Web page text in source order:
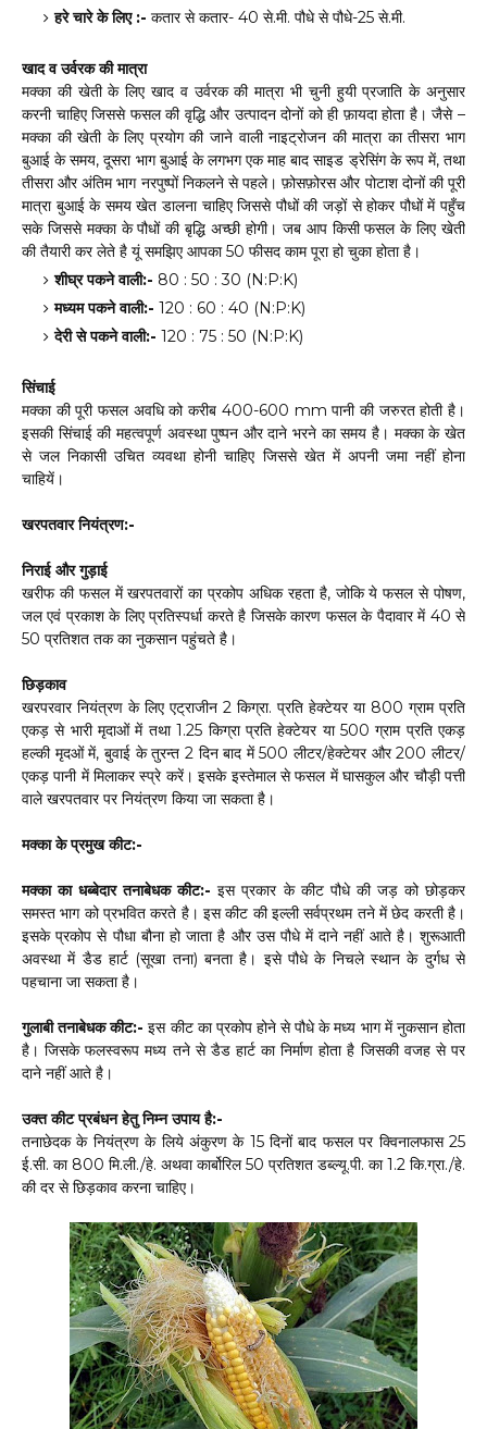
हरे चारे के लिए :- कतार से कतार- 40 से.मी. पौधे से पौधे-25 से.मी.
खाद व उर्वरक की मात्रा
मक्का की खेती के लिए खाद व उर्वरक की मात्रा भी चुनी हुयी प्रजाति के अनुसार
करनी चाहिए जिससे फसल की वृद्धि और उत्पादन दोनों को ही फ़ायदा होता है। जैसे –
मक्का की खेती के लिए प्रयोग की जाने वाली नाइट्रोजन की मात्रा का तीसरा भाग
बुआई के समय, दूसरा भाग बुआई के लगभग एक माह बाद साइड ड्रेसिंग के रूप में, तथा
तीसरा और अंतिम भाग नरपुष्पों निकलने से पहले। फ़ोसफ़ोरस और पोटाश दोनों की पूरी
मात्रा बुआई के समय खेत डालना चाहिए जिससे पौधों की जड़ों से होकर पौधों में पहुँच
सके जिससे मक्का के पौधों की बृद्धि अच्छी होगी। जब आप किसी फसल के लिए खेती
की तैयारी कर लेते है यूं समझिए आपका 50 फीसद काम पूरा हो चुका होता है।
शीघ्र पकने वाली:- 80 : 50 : 30 (N:P:K)
मध्यम पकने वाली:- 120 : 60 : 40 (N:P:K)
देरी से पकने वाली:- 120 : 75 : 50 (N:P:K)
सिंचाई
मक्का की पूरी फसल अवधि को करीब 400-600 mm पानी की जरुरत होती है।
इसकी सिंचाई की महत्वपूर्ण अवस्था पुष्पन और दाने भरने का समय है। मक्का के खेत
से जल निकासी उचित व्यवथा होनी चाहिए जिससे खेत में अपनी जमा नहीं होना
चाहियें।
खरपतवार नियंत्रण:-
निराई और गुड़ाई
खरीफ की फसल में खरपतवारों का प्रकोप अधिक रहता है, जोकि ये फसल से पोषण,
जल एवं प्रकाश के लिए प्रतिस्पर्धा करते है जिसके कारण फसल के पैदावार में 40 से
50 प्रतिशत तक का नुकसान पहुंचते है।
छिड़काव
खरपरवार नियंत्रण के लिए एट्राजीन 2 किग्रा. प्रति हेक्टेयर या 800 ग्राम प्रति
एकड़ से भारी मृदाओं में तथा 1.25 किग्रा प्रति हेक्टेयर या 500 ग्राम प्रति एकड़
हल्की मृदओं में, बुवाई के तुरन्त 2 दिन बाद में 500 लीटर/हेक्टेयर और 200 लीटर/
एकड़ पानी में मिलाकर स्प्रे करें। इसके इस्तेमाल से फसल में घासकुल और चौड़ी पत्ती
वाले खरपतवार पर नियंत्रण किया जा सकता है।
मक्का के प्रमुख कीट:-
मक्का का धब्बेदार तनाबेधक कीट:-इस प्रकार के कीट पौधे की जड़ को छोड़कर
समस्त भाग को प्रभवित करते है। इस कीट की इल्ली सर्वप्रथम तने में छेद करती है।
इसके प्रकोप से पौधा बौना हो जाता है और उस पौधे में दाने नहीं आते है। शुरूआती
अवस्था में डैड हार्ट (सूखा तना) बनता है। इसे पौधे के निचले स्थान के दुर्गध से
पहचाना जा सकता है।
गुलाबी तनाबेधक कीट:- इस कीट का प्रकोप होने से पौधे के मध्य भाग में नुकसान होता
है। जिसके फलस्वरूप मध्य तने से डैड हार्ट का निर्माण होता है जिसकी वजह से पर
दाने नहीं आते है।
उक्त कीट प्रबंधन हेतु निम्न उपाय है:-
तनाछेदक के नियंत्रण के लिये अंकुरण के 15 दिनों बाद फसल पर क्विनालफास 25
ई.सी. का 800 मि.ली./हे. अथवा कार्बोरिल 50 प्रतिशत डब्ल्यू.पी. का 1.2 कि.ग्रा./हे.
की दर से छिड़काव करना चाहिए।